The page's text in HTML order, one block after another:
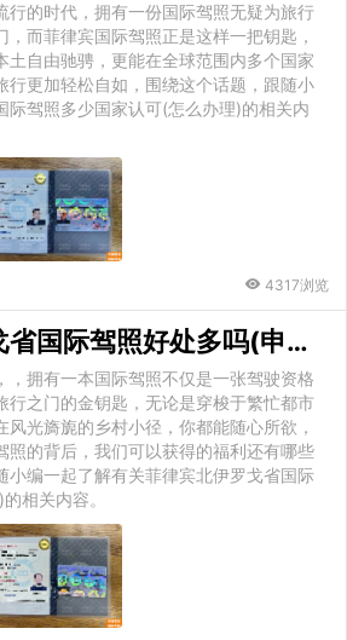
行的时代，拥有一份国际驾照无疑为旅行
而菲律宾国际驾照正是这样一把钥匙，
土自由驰骋，更能在全球范围内多个国家
行更加轻松自如，围绕这个话题，跟随小
际驾照多少国家认可(怎么办理)的相关内
4317浏览
菲律宾北伊罗戈省国际驾照好处多吗(申请流程)
，拥有一本国际驾照不仅是一张驾驶资格
行之门的金钥匙，无论是穿梭于繁忙都市
风光旖旎的乡村小径，你都能随心所欲，
照的背后，我们可以获得的福利还有哪些
小编一起了解有关菲律宾北伊罗戈省国际
相关内容。